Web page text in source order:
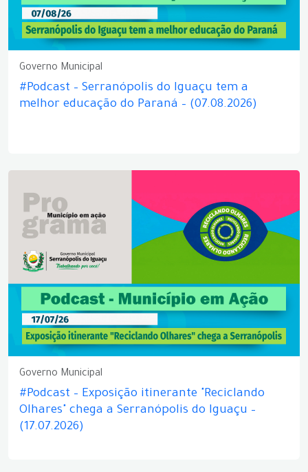
Governo Municipal
#Podcast – Serranópolis do Iguaçu tem a
melhor educação do Paraná – (07.08.2026)
Governo Municipal
#Podcast – Exposição itinerante "Reciclando
Olhares" chega a Serranópolis do Iguaçu –
(17.07.2026)